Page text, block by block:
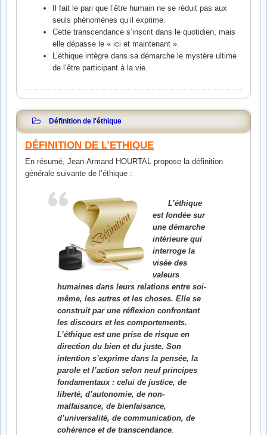
Il fait le pari que l’être humain ne se réduit pas aux
seuls phénomènes qu’il exprime.
Cette transcendance s’inscrit dans le quotidien, mais
elle dépasse le « ici et maintenant ».
L’éthique intègre dans sa démarche le mystère ultime
de l’être participant à la vie.
Définition de l'éthique
DÉFINITION DE L’ETHIQUE
En résumé, Jean-Armand HOURTAL propose la définition
générale suivante de l’éthique :
L’éthique
est fondée sur
une démarche
intérieure qui
interroge la
visée des
valeurs
humaines dans leurs relations entre soi-
même, les autres et les choses. Elle se
construit par une réflexion confrontant
les discours et les comportements.
L’éthique est une prise de risque en
direction du bien et du juste. Son
intention s’exprime dans la pensée, la
parole et l’action selon neuf principes
fondamentaux : celui de justice, de
liberté, d’autonomie, de non-
malfaisance, de bienfaisance,
d’universalité, de communication, de
cohérence et de transcendance